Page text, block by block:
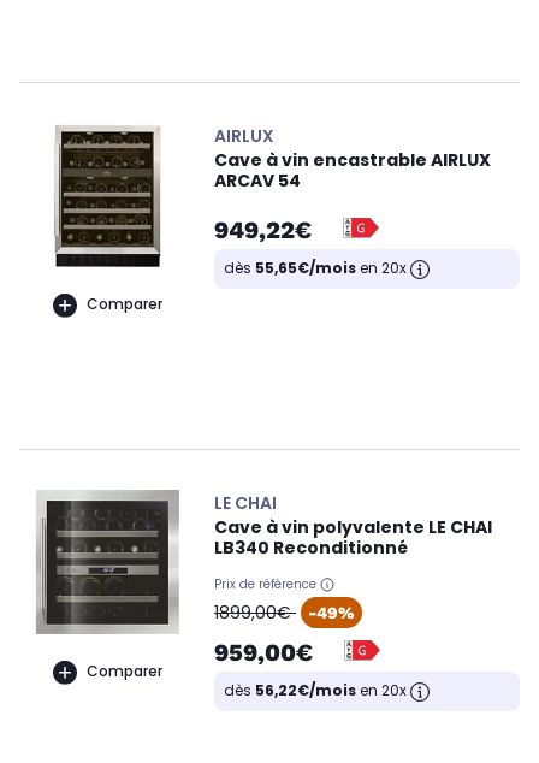
Comparer
AIRLUX
Cave à vin encastrable AIRLUX
ARCAV 54
949,22€
dès 55,65€/moisen 20x
Comparer
LE CHAI
Cave à vin polyvalente LE CHAI
LB340 Reconditionné
Prix de référence
oldPrice
1899,00€ -49%
959,00€
dès 56,22€/moisen 20x